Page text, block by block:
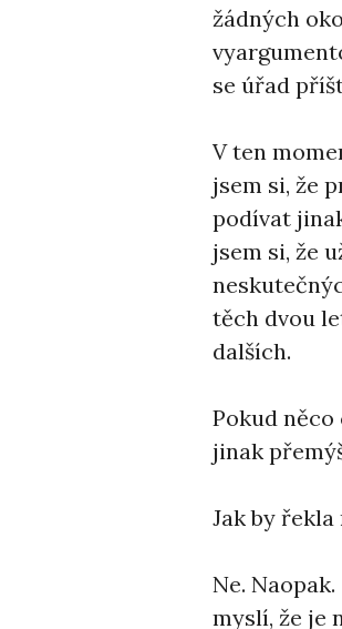
žádných
se úřad
V ten
jsem si, že
podívat
jsem si, že
těch dvou
dalších.
Pokud něco
jinak
Jak by řekla
Ne.
myslí, že je